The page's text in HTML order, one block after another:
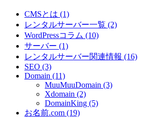
CMSとは (1)
レンタルサーバー一覧 (2)
WordPressコラム (10)
サーバー (1)
レンタルサーバー関連情報 (16)
SEO (3)
Domain (11)
MuuMuuDomain (3)
Xdomain (2)
DomainKing (5)
お名前.com (19)